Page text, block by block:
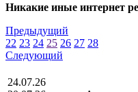
Никакие иные интернет
Предыдущий
22 23 24 25 26 27 28
Следующий
24.07.26